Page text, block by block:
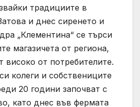
традициите в
и днес сиренето и
„Клементина“ се търси
магазичета от региона,
високо от потребителите.
колеги и собствениците
20 години започват с
като днес във фермата